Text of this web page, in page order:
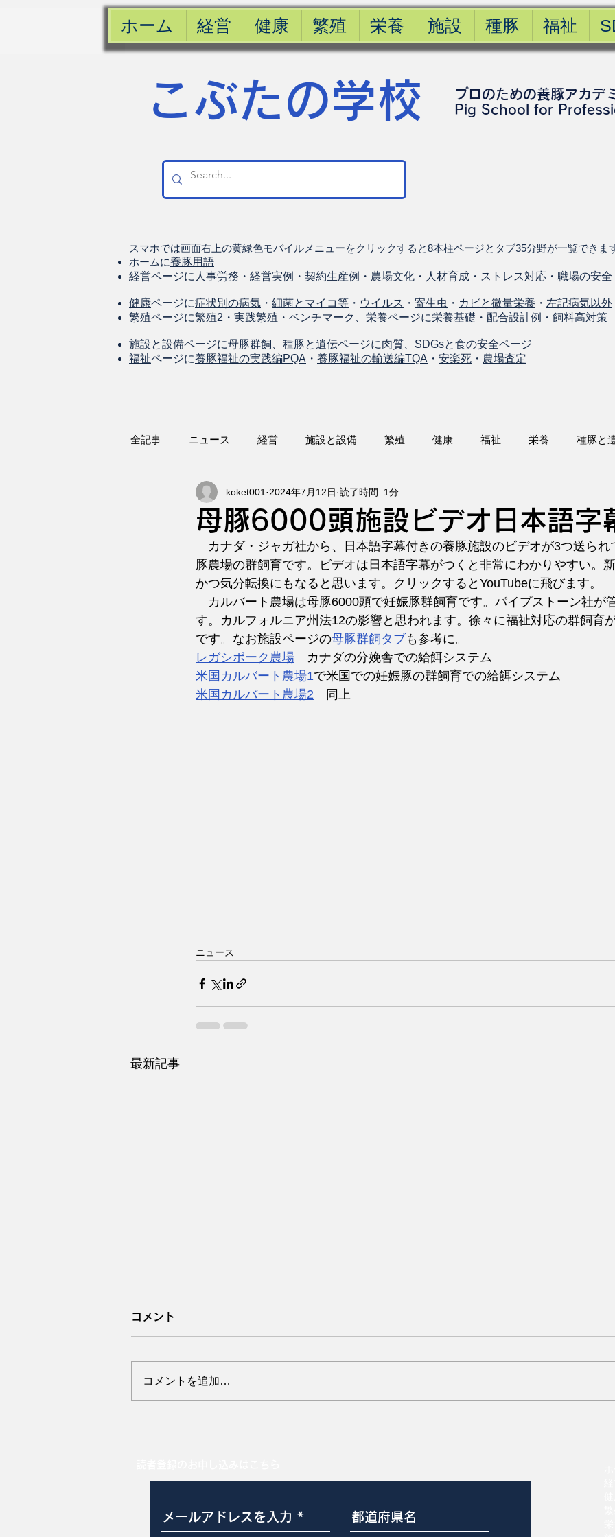
ホーム 経営 健康 繁殖 栄養 施設 種豚 福祉
​こぶたの学校
プロのための養豚アカデ
​Pig School for
スマホでは画面右上の黄緑色モバイルメニューをクリックすると8本柱ページとタブ35分野が一覧できま
ホームに養豚用語
経営ページに 人事労務 ・ 経営実例 ・ 契約生産例 ・ 農場文化 ・ 人材育成 ・ ストレス対応 ・ 職場の安全
健康ページに症状別の病気 ・ 細菌とマイコ等 ・ ウイルス ・ 寄生虫 ・ カビと微量栄養 ・ 左記病気以外
繁殖ページに繁殖2 ・ 実践繁殖 ・ ベンチマーク 栄養ページに栄養基礎 ・ 配合設計例 ・ 飼料高対策
施設と設備ページに母豚群飼 種豚と遺伝ページに肉質 SDGsと食の安全ページ
福祉ページに養豚福祉の実践編PQA ・ 養豚福祉の輸送編TQA ・ 安楽死 ・ 農場査定
全記事 ニュース 経営 施設と設備 繁殖 健康 福祉 栄養 種豚と
母豚6000頭施設ビデオ日本語字
koket001 2024年7月12日 読了時間: 1分
カナダ・ジャガ社から、日本語字幕付きの養豚施設のビデオが3つ送られ
豚農場の群飼育です。ビデオは日本語字幕がつくと非常にわかりやすい。
かつ気分転換にもなると思います。クリックするとYouTubeに飛びます。
カルバート農場は母豚6000頭で妊娠豚群飼育です。パイプストーン社が
す。カルフォルニア州法12の影響と思われます。徐々に福祉対応の群飼育
です。なお施設ページの母豚群飼タブ も参考に。
レガシポーク農場 カナダの分娩舎での給餌システム
米国カルバート農場1で米国での妊娠豚の群飼育での給餌システム
米国カルバート農場2 同上
ニュース
最新記事
尾かじりスコア0から3
コメント
コメントを追加…